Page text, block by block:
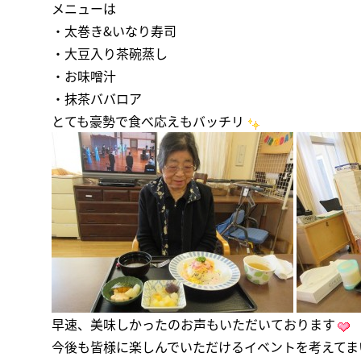
メニューは
・太巻き&いなり寿司
・大豆入り茶碗蒸し
・お味噌汁
・抹茶ババロア
とても豪勢で食べ応えもバッチリ
早速、美味しかったのお声もいただいております
今後も皆様に楽しんでいただけるイベントを考えて